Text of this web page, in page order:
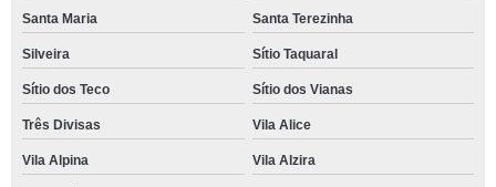
Santa Maria Santa Terezinha
Silveira Sítio Taquaral
Sítio dos Teco Sítio dos Vianas
Três Divisas Vila Alice
Vila Alpina Vila Alzira